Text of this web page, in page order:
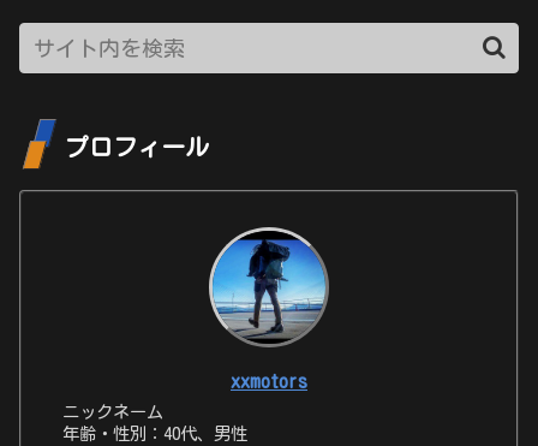
プロフィール
xxmotors
ニックネーム
年齢・性別：40代、男性